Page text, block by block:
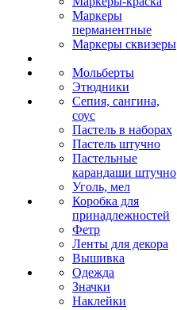
Маркеры
перманентные
Маркеры сквизеры
Мольберты
Этюдники
Сепия, сангина,
соус
Пастель в наборах
Пастель штучно
Пастельные
карандаши штучно
Уголь, мел
Коробка для
принадлежностей
Фетр
Ленты для декора
Вышивка
Одежда
Значки
Наклейки